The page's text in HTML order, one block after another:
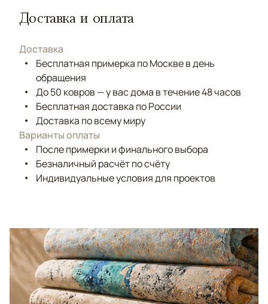
Доставка и оплата
Доставка
Бесплатная примерка по Москве в день
обращения
До 50 ковров — у вас дома в течение 48 часов
Бесплатная доставка по России
Доставка по всему миру
Варианты оплаты
После примерки и финального выбора
Безналичный расчёт по счёту
Индивидуальные условия для проектов